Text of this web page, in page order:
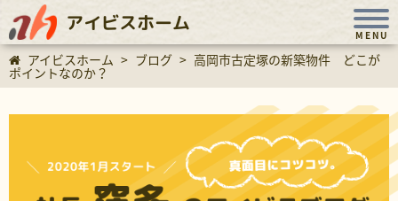
アイビスホーム
MENU
アイビスホーム > ブログ > 高岡市古定塚の新築物件 どこが
ポイントなのか？